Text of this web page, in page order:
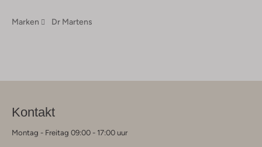
Marken Dr Martens
Kontakt
Montag - Freitag 09:00 - 17:00 uur